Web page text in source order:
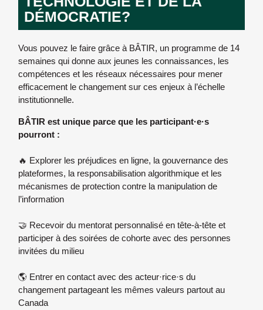
DÉMOCRATIE?
Vous pouvez le faire grâce à BÂTIR, un programme de 14
semaines qui donne aux jeunes les connaissances, les
compétences et les réseaux nécessaires pour mener
efficacement le changement sur ces enjeux à l’échelle
institutionnelle.
BÂTIR est unique parce que les participant·e·s
pourront :
🔥 Explorer les préjudices en ligne, la gouvernance des
plateformes, la responsabilisation algorithmique et les
mécanismes de protection contre la manipulation de
l’information
🤝 Recevoir du mentorat personnalisé en tête-à-tête et
participer à des soirées de cohorte avec des personnes
invitées du milieu
🌎 Entrer en contact avec des acteur·rice·s du
changement partageant les mêmes valeurs partout au
Canada